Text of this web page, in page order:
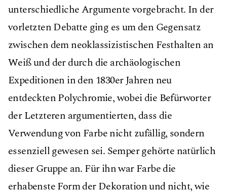
unterschiedliche Argumente vorgebracht. In der
vorletzten Debatte ging es um den Gegensatz
zwischen dem neoklassizistischen Festhalten an
Weiß und der durch die archäologischen
Expeditionen in den 1830er Jahren neu
entdeckten Polychromie, wobei die Befürworter
der Letzteren argumentierten, dass die
Verwendung von Farbe nicht zufällig, sondern
essenziell gewesen sei. Semper gehörte natürlich
dieser Gruppe an. Für ihn war Farbe die
erhabenste Form der Dekoration und nicht, wie